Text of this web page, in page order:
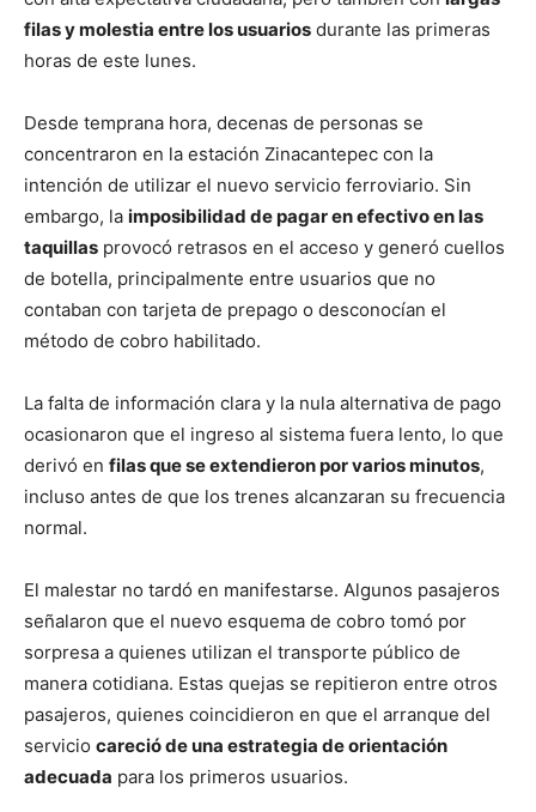
filas y molestia entre los usuarios durante las primeras
horas de este lunes.
Desde temprana hora, decenas de personas se
concentraron en la estación Zinacantepec con la
intención de utilizar el nuevo servicio ferroviario. Sin
embargo, la imposibilidad de pagar en efectivo en las
taquillas provocó retrasos en el acceso y generó cuellos
de botella, principalmente entre usuarios que no
contaban con tarjeta de prepago o desconocían el
método de cobro habilitado.
La falta de información clara y la nula alternativa de pago
ocasionaron que el ingreso al sistema fuera lento, lo que
derivó en filas que se extendieron por varios minutos,
incluso antes de que los trenes alcanzaran su frecuencia
normal.
El malestar no tardó en manifestarse. Algunos pasajeros
señalaron que el nuevo esquema de cobro tomó por
sorpresa a quienes utilizan el transporte público de
manera cotidiana. Estas quejas se repitieron entre otros
pasajeros, quienes coincidieron en que el arranque del
servicio careció de una estrategia de orientación
adecuada para los primeros usuarios.